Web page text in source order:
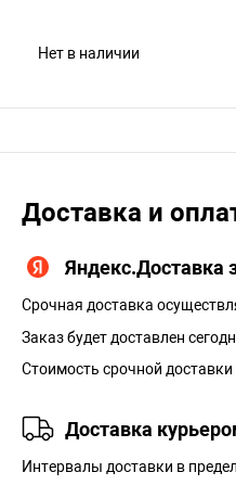
Нет в наличии
Доставка и
Яндекс.Доставка
Срочная доставка
Заказ будет доставлен
Стоимость срочной доставки
Доставка
Интервалы доставки в